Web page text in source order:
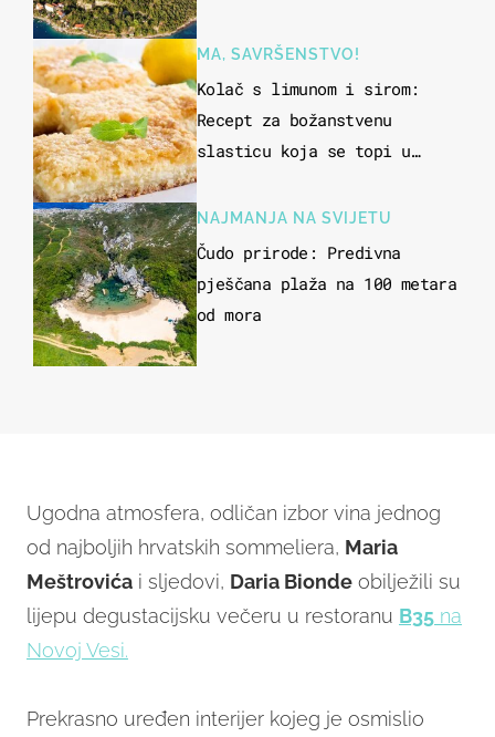
"bijelom zlatu"
MA, SAVRŠENSTVO!
Kolač s limunom i sirom:
Recept za božanstvenu
slasticu koja se topi u
NAJMANJA NA SVIJETU
Čudo prirode: Predivna
pješčana plaža na 100 metara
od mora
Ugodna atmosfera, odličan izbor vina jednog
od najboljih hrvatskih sommeliera, Maria
Meštrovića i sljedovi, Daria Bionde obilježili su
lijepu degustacijsku večeru u restoranu B35 na
Novoj Vesi.
Prekrasno uređen interijer kojeg je osmislio